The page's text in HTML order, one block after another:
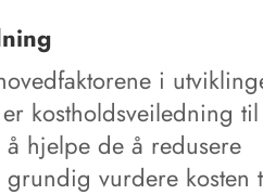
i
kostholdsveiledning til
hjelpe de å redusere
grundig vurdere kosten